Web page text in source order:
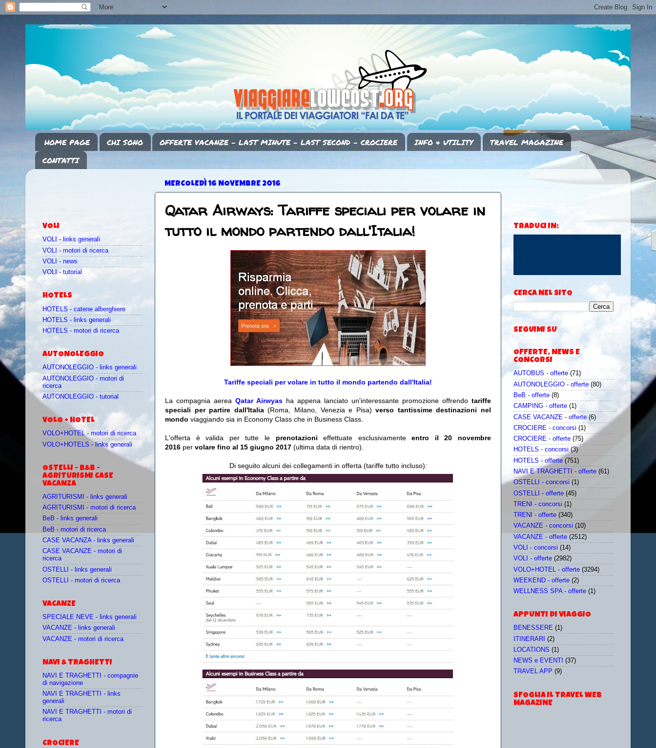
HOME PAGE CHI SONO OFFERTE VACANZE - LAST MINUTE - LAST SECOND - CROCIERE INFO & UTILITY
TRAVEL MAGAZINE
CONTATTI
MERCOLEDÌ 16 NOVEMBRE 2016
Qatar Airways: Tariffe speciali per volare in
tutto il mondo partendo dall'Italia!
Tariffe speciali per volare in tutto il mondo partendo dall'Italia!
La compagnia aerea Qatar Airwyas ha appena lanciato un'interessante promozione offrendo tariffe
speciali per partire dall'Italia(Roma, Milano, Venezia e Pisa) verso tantissime destinazioni nel
mondo viaggiando sia in Economy Class che in Business Class.
L'offerta è valida per tutte le prenotazionieffettuate esclusivamenteentro il 20 novembre
2016 per volare fino al 15 giugno 2017 (ultima data di rientro).
Di seguito alcuni dei collegamenti in offerta (tariffe tutto incluso):
VOLI
VOLI - links generali
VOLI - motori di ricerca
VOLI - news
VOLI - tutorial
HOTELS
HOTELS - catene alberghiere
HOTELS - links generali
HOTELS - motori di ricerca
AUTONOLEGGIO
AUTONOLEGGIO - links generali
AUTONOLEGGIO - motori di
ricerca
AUTONOLEGGIO - tutorial
VOLO + HOTEL
VOLO+HOTEL - motori di ricerca
VOLO+HOTELS - links generali
OSTELLI - B&B -
AGRITURISMI CASE
VACANZA
AGRITURISMI - links generali
AGRITURISMI - motori di ricerca
BeB - links generali
BeB - motori di ricerca
CASE VACANZA - links generali
CASE VACANZE - motori di
ricerca
OSTELLI - links generali
OSTELLI - motori di ricerca
VACANZE
SPECIALE NEVE - links generali
VACANZE - links generali
VACANZE - motori di ricerca
NAVI & TRAGHETTI
NAVI E TRAGHETTI - compagnie
di navigazione
NAVI E TRAGHETTI - links
generali
NAVI E TRAGHETTI - motori di
ricerca
CROCIERE
TRADUCI IN:
CERCA NEL SITO
SEGUIMI SU
OFFERTE, NEWS E
CONCORSI
AUTOBUS - offerte (71)
AUTONOLEGGIO - offerte (80)
BeB - offerte (8)
CAMPING - offerte (1)
CASE VACANZE - offerte (6)
CROCIERE - concorsi (1)
CROCIERE - offerte (75)
HOTELS - concorsi (3)
HOTELS - offerte (751)
NAVI E TRAGHETTI - offerte (61)
OSTELLI - concorsi (1)
OSTELLI - offerte (45)
TRENI - concorsi (1)
TRENI - offerte (340)
VACANZE - concorsi (10)
VACANZE - offerte (2512)
VOLI - concorsi (14)
VOLI - offerte (2982)
VOLO+HOTEL - offerte (3294)
WEEKEND - offerte (2)
WELLNESS SPA - offerte (1)
APPUNTI DI VIAGGIO
BENESSERE (1)
ITINERARI (2)
LOCATIONS (1)
NEWS e EVENTI
(37)
TRAVEL APP (9)
SFOGLIA IL TRAVEL WEB
MAGAZINE